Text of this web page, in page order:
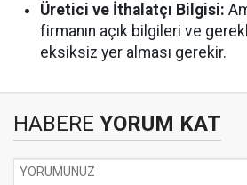
Üretici ve İthalatçı Bilgisi:
firmanın açık bilgileri ve
eksiksiz yer alması gerekir.
HABERE YORUM KAT